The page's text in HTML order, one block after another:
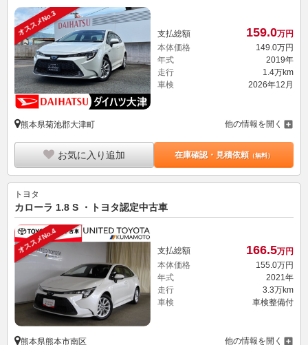
オススメNo.3 支払総額 159.0万円
本体価格
149.0万円
年式
2019年
走行
1.4万km
車検
2026年12月
熊本県菊池郡大津町 他の情報を開く
お気に入り追加 在庫確認・見積依頼（無料）
トヨタ
カローラ 1.8 S ・トヨタ認定中古車
オススメNo.4 支払総額 166.5万円
本体価格
155. 0万円
年式
2021年
走行
3.3万km
車検
車検整備付
熊本県熊本市南区 他の情報を開く